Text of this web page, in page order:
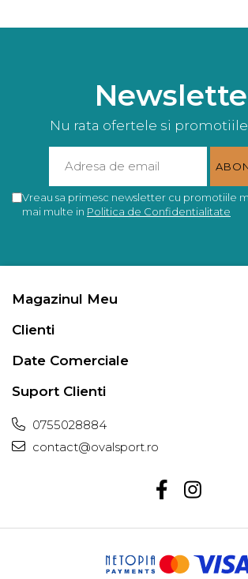
Nu rata ofertele si
Vreau sa primesc newsletter cu promotiile
mai multe in Politica de Confidentialitate
Magazinul Meu
Clienti
Date Comerciale
Suport Clienti
0755028884
contact@ovalsport.ro